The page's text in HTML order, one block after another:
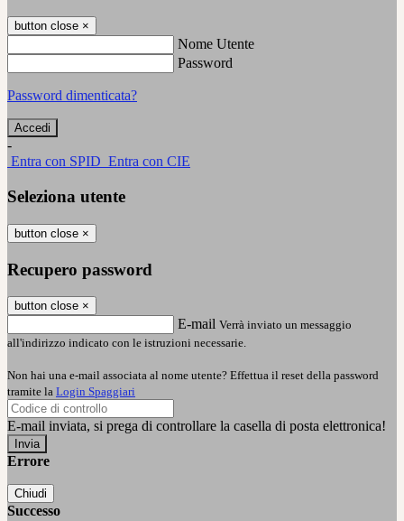
button close ×
Nome Utente
Password
Password dimenticata?
-
Entra con SPID Entra con CIE
Seleziona utente
button close ×
Recupero password
button close ×
E-mail Verrà inviato un messaggio
all'indirizzo indicato con le istruzioni necessarie.
Non hai una e-mail associata al nome utente? Effettua il reset della password
tramite la Login Spaggiari
E-mail inviata, si prega di controllare la casella di posta elettronica!
Errore
Chiudi
Successo